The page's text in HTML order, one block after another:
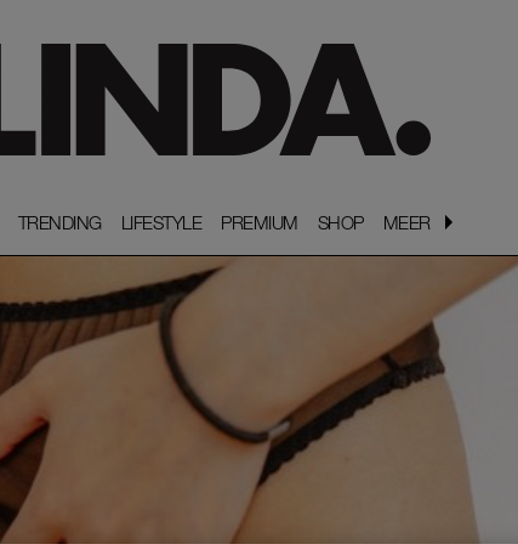
TRENDING
TRENDING LIFESTYLE
LIFESTYLE PREMIUM
PREMIUM SHOP
SHOP MEER
MEER